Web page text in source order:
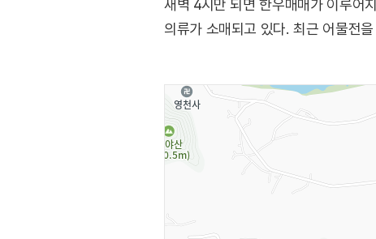
새벽 4시만 되면 한우매매가 이루어
의류가 소매되고 있다. 최근 어물전